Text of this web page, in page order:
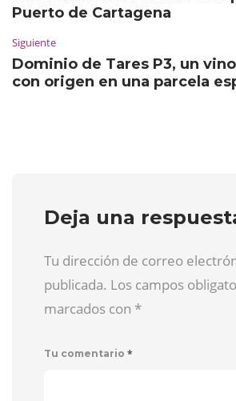
Puerto de Cartagena
Siguiente
Dominio de Tares P3, un
con origen en una parcela
Deja una
Tu dirección de correo
publicada. Los campos
marcados con *
Tu comentario *